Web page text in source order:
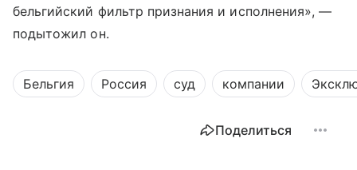
бельгийский фильтр признания и исполнения», —
подытожил он.
Бельгия Россия суд компании
Поделиться